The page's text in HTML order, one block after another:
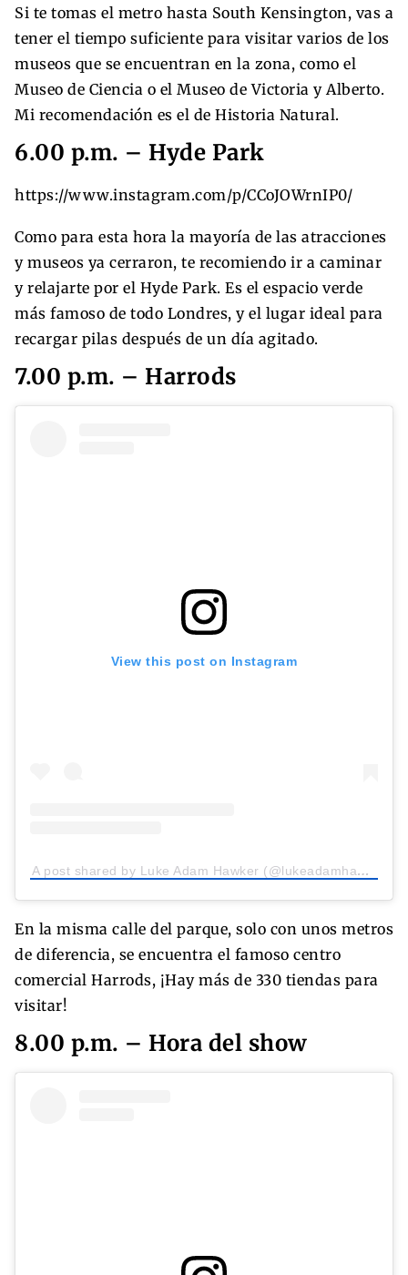
Si te tomas el metro hasta South Kensington, vas a
tener el tiempo suficiente para visitar varios de los
museos que se encuentran en la zona, como el
Museo de Ciencia o el Museo de Victoria y Alberto.
Mi recomendación es el de Historia Natural.
6.00 p.m. – Hyde Park
https://www.instagram.com/p/CCoJOWrnIP0/
Como para esta hora la mayoría de las atracciones
y museos ya cerraron, te recomiendo ir a caminar
y relajarte por el Hyde Park. Es el espacio verde
más famoso de todo Londres, y el lugar ideal para
recargar pilas después de un día agitado.
7.00 p.m. – Harrods
View this post on Instagram
A post shared by Luke Adam Hawker (@lukeadamhawker)
En la misma calle del parque, solo con unos metros
de diferencia, se encuentra el famoso centro
comercial Harrods, ¡Hay más de 330 tiendas para
visitar!
8.00 p.m. – Hora del show